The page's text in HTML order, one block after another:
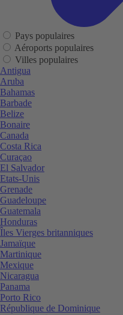
Pays populaires
Aéroports populaires
Villes populaires
Antigua
Aruba
Bahamas
Barbade
Belize
Bonaire
Canada
Costa Rica
Curaçao
El Salvador
Etats-Unis
Grenade
Guadeloupe
Guatemala
Honduras
Îles Vierges britanniques
Jamaïque
Martinique
Mexique
Nicaragua
Panama
Porto Rico
République de Dominique